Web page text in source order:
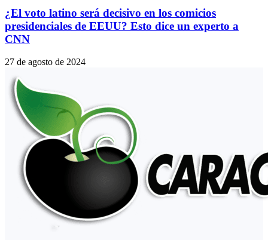
¿El voto latino será decisivo en los comicios
presidenciales de EEUU? Esto dice un experto a
CNN
27 de agosto de 2024